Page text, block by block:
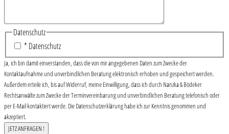
Datenschutz
* Datenschutz
Ja, ich bin damit einverstanden, dass die von mir angegebenen Daten zum Zwecke der
Kontaktaufnahme und unverbindlichen Beratung elektronisch erhoben und gespeichert werden.
Außerdem erteile ich, bis auf Widerruf, meine Einwilligung, dass ich durch Nanzka & Bödeker
Rechtsanwälte zum Zwecke der Terminvereinbarung und unverbindlichen Beratung telefonisch oder
per E-Mail kontaktiert werde. Die Datenschutzerklärung habe ich zur Kenntnis genommen und
akzeptiert.